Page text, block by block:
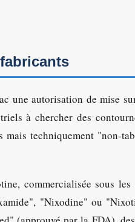
une autorisation de mise
à chercher des
techniquement "non-
commercialisée sous
"Nixodine" ou